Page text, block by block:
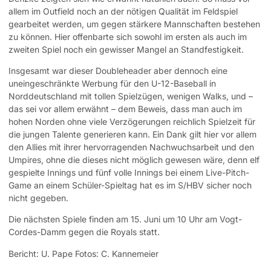
allem im Outfield noch an der nötigen Qualität im Feldspiel
gearbeitet werden, um gegen stärkere Mannschaften bestehen
zu können. Hier offenbarte sich sowohl im ersten als auch im
zweiten Spiel noch ein gewisser Mangel an Standfestigkeit.
Insgesamt war dieser Doubleheader aber dennoch eine
uneingeschränkte Werbung für den U-12-Baseball in
Norddeutschland mit tollen Spielzügen, wenigen Walks, und –
das sei vor allem erwähnt – dem Beweis, dass man auch im
hohen Norden ohne viele Verzögerungen reichlich Spielzeit für
die jungen Talente generieren kann. Ein Dank gilt hier vor allem
den Allies mit ihrer hervorragenden Nachwuchsarbeit und den
Umpires, ohne die dieses nicht möglich gewesen wäre, denn elf
gespielte Innings und fünf volle Innings bei einem Live-Pitch-
Game an einem Schüler-Spieltag hat es im S/HBV sicher noch
nicht gegeben.
Die nächsten Spiele finden am 15. Juni um 10 Uhr am Vogt-
Cordes-Damm gegen die Royals statt.
Bericht: U. Pape Fotos: C. Kannemeier